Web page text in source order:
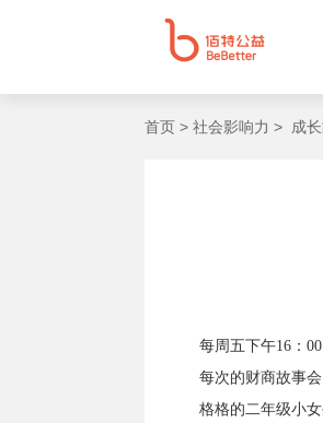
首页 > 社会影响力 > 成
每周五下午16：
每次的财商故事
格格的二年级小